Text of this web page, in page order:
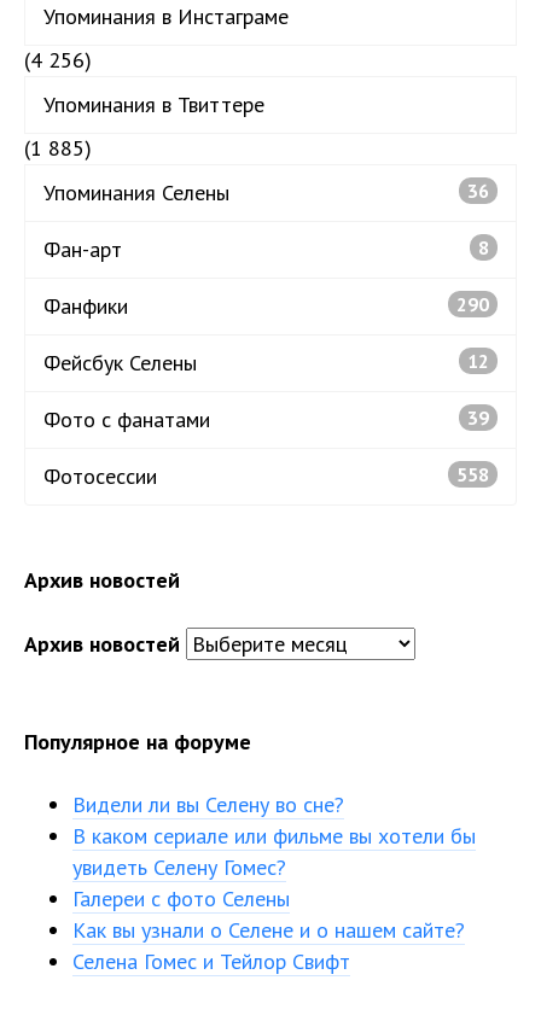
Упоминания в Инстаграме
(4 256)
Упоминания в Твиттере
(1 885)
Упоминания Селены
36
Фан-арт 8
Фанфики 290
Фейсбук Селены 12
Фото с фанатами 39
Фотосессии 558
Архив новостей
Архив новостей
Популярное на форуме
Видели ли вы Селену во сне?
В каком сериале или фильме вы хотели бы
увидеть Селену Гомес?
Галереи с фото Селены
Как вы узнали о Селене и о нашем сайте?
Селена Гомес и Тейлор Свифт